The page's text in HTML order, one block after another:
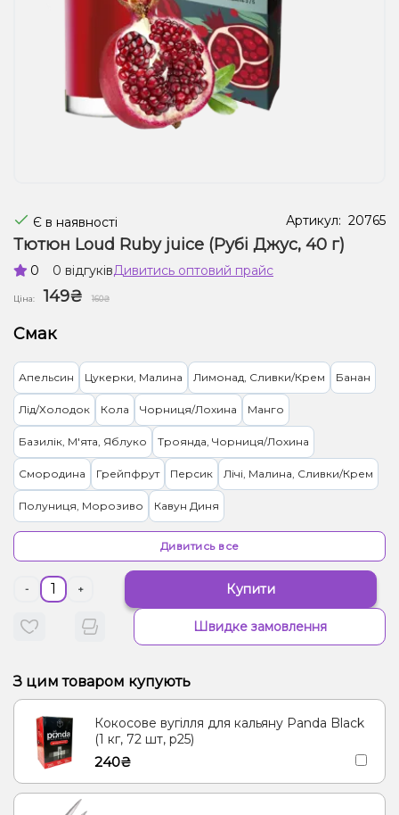
Рідини для електронних сигарет
Подарункові набори
Уцінка
Є в наявності Артикул: 20765
Тютюн Loud Ruby juice (Рубі Джус, 40 г)
0 0 відгуківДивитись оптовий прайс
Ціна: 149₴ 160₴
Смак
Апельсин Цукерки, Малина Лимонад, Сливки/Крем Банан
Лід/Холодок Кола Чорниця/Лохина Манго
Базилік, М'ята, Яблуко Троянда, Чорниця/Лохина
Смородина Грейпфрут Персик Лічі, Малина, Сливки/Крем
Полуниця, Морозиво Кавун Диня
Маракуя Малина Манго, Енергетик
Цукерки, Мультифрукт
Морозиво, Папайя Манго, Персик, Прянощі/Спеції
Вишня/Черешня, Йогурт, Сливки/Крем Ялинка, Ягоди
Гуава, Цитруси Апельсин, Ананас, Манго, Маракуя
Груша/Дюшес Кокос, Печиво
Дивитись все
- + Купити
Швидке замовлення
З цим товаром купують
Кокосове вугілля для кальяну Panda Black
(1 кг, 72 шт, р25)
240₴